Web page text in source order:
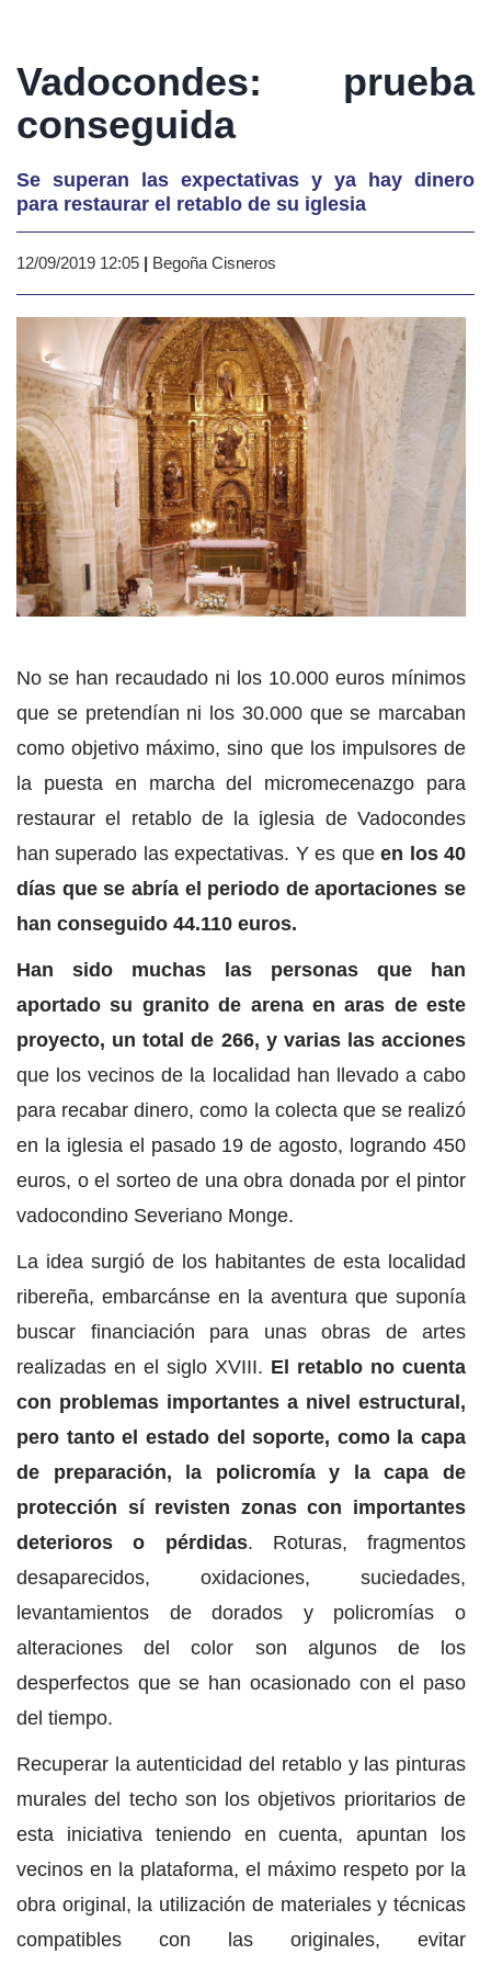
Vadocondes: prueba
conseguida
Se superan las expectativas y ya hay dinero
para restaurar el retablo de su iglesia
12/09/2019 12:05 | Begoña Cisneros
No se han recaudado ni los 10.000 euros mínimos
que se pretendían ni los 30.000 que se marcaban
como objetivo máximo, sino que los impulsores de
la puesta en marcha del micromecenazgo para
restaurar el retablo de la iglesia de Vadocondes
han superado las expectativas. Y es queen los 40
días que se abría el periodo de aportaciones se
han conseguido 44.110 euros.
Han sido muchas las personas que han
aportado su granito de arena en aras de este
proyecto, un total de 266, y varias las acciones
que los vecinos de la localidad han llevado a cabo
para recabar dinero, como la colecta que se realizó
en la iglesia el pasado 19 de agosto, logrando 450
euros, o el sorteo de una obra donada por el pintor
vadocondino Severiano Monge.
La idea surgió de los habitantes de esta localidad
ribereña, embarcánse en la aventura que suponía
buscar financiación para unas obras de artes
realizadas en el siglo XVIII. El retablo no cuenta
con problemas importantes a nivel estructural,
pero tanto el estado del soporte, como la capa
de preparación, la policromía y la capa de
protección sí revisten zonas con importantes
deterioros o pérdidas. Roturas, fragmentos
desaparecidos, oxidaciones, suciedades,
levantamientos de dorados y policromías o
alteraciones del color son algunos de los
desperfectos que se han ocasionado con el paso
del tiempo.
Recuperar la autenticidad del retablo y las pinturas
murales del techo son los objetivos prioritarios de
esta iniciativa teniendo en cuenta, apuntan los
vecinos en la plataforma, el máximo respeto por la
obra original, la utilización de materiales y técnicas
compatibles con las originales, evitar